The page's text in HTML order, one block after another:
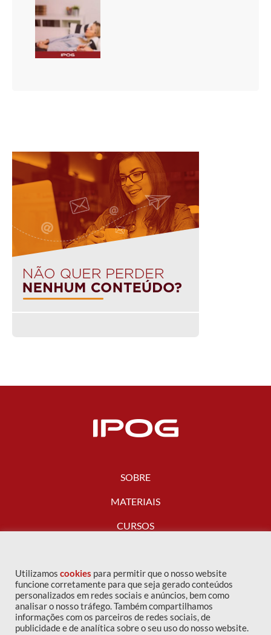
SOBRE
MATERIAIS
CURSOS
FALE CONOSCO
Utilizamos cookies para permitir que o nosso website
funcione corretamente para que seja gerado conteúdos
personalizados em redes sociais e anúncios, bem como
analisar o nosso tráfego. Também compartilhamos
informações com os parceiros de redes sociais, de
publicidade e de analítica sobre o seu uso do nosso website.